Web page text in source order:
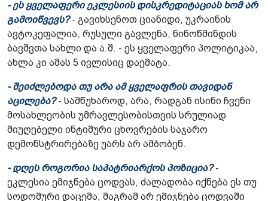
- ეს ყველაფერი ეკლესიის დისკრედიტაციას ხომ არ
გამოიწვევს?- გავიხსენოთ ციანიდი, უკრაინის
ავტოკეფალია, რუსული გავლენა, ნინოწმინდის
ბავშვთა სახლი და ა.შ. - ეს ყველაფერი პოლიტიკაა,
ახლა კი ამას 5 ივლისიც დაემატა.
- შეიძლებოდა თუ არა ამ ყველაფრის თავიდან
აცილება?- სამწუხაროდ, არა, რადგან ისინი ჩვენი
მოსახლეობის უმრავლესობისთვის სრულიად
მიუღებელი ინტიმური ცხოვრების საჯარო
დემონსტრირებაზე უარს არ ამბობენ.
- დღეს როგორია საპატრიარქოს პოზიცია?-
ეკლესია ემიჯნება ცოდვას, ძალადობა იქნება ეს თუ
სოდომური დაცემა, მაგრამ არ ემიჯნება ცოდვაში